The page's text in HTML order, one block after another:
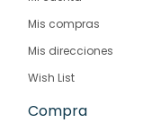
Mis compras
Mis direcciones
Wish List
Compra